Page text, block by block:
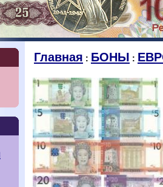
Главная : БОНЫ :